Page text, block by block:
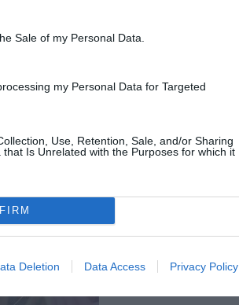
Sale of my Personal Data.
my Personal Data for Targeted
Use, Retention, Sale, and/or Sharing
Is Unrelated with the Purposes for which it
Deletion Data Access Privacy Policy